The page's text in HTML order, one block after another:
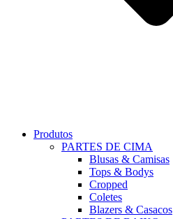
Produtos
PARTES DE CIMA
Blusas & Camisas
Tops & Bodys
Cropped
Coletes
Blazers & Casacos